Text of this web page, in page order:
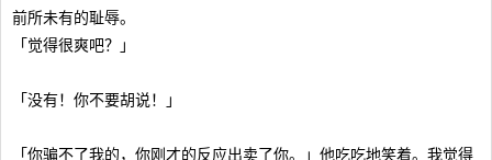
前所未有的耻辱。
「觉得很爽吧？」
「没有！你不要胡说！」
「你骗不了我的，你刚才的反应出卖了你。」他吃吃地笑着。我觉得